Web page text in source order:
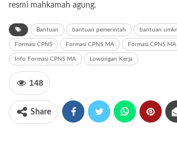
resmi mahkamah agung.
Bantuan bantuan pemerintah bantuan
Formasi CPNS Formasi CPNS MA Formasi CPNS
Info Formasi CPNS MA Lowongan Kerja
148
Share